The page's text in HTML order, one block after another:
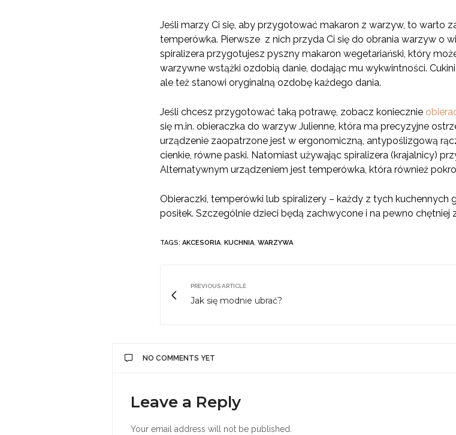
Jeśli marzy Ci się, aby przygotować makaron z warzyw, to warto
temperówka. Pierwsze z nich przyda Ci się do obrania warzyw o
spiralizera przygotujesz pyszny makaron wegetariański, który
warzywne wstążki ozdobią danie, dodając mu wykwintności.
ale też stanowi oryginalną ozdobę każdego dania.
Jeśli chcesz przygotować taką potrawę, zobacz koniecznie
się m.in. obieraczka do warzyw Julienne, która ma precyzyjne
urządzenie zaopatrzone jest w ergonomiczną, antypoślizgową
cienkie, równe paski. Natomiast używając spiralizera (krajalnicy)
Alternatywnym urządzeniem jest temperówka, która również
Obieraczki, temperówki lub spiralizery – każdy z tych
posiłek. Szczególnie dzieci będą zachwycone i na pewno
TAGS: AKCESORIA, KUCHNIA, WARZYWA
PREVIOUS ARTICLE
Jak się modnie ubrać?
NO COMMENTS YET
Leave a Reply
Your email address will not be published.